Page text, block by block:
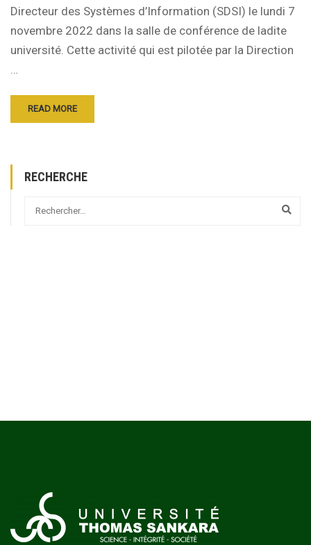
Directeur des Systèmes d’Information (SDSI) le lundi 7
novembre 2022 dans la salle de conférence de ladite
université. Cette activité qui est pilotée par la Direction
…
READ MORE
RECHERCHE